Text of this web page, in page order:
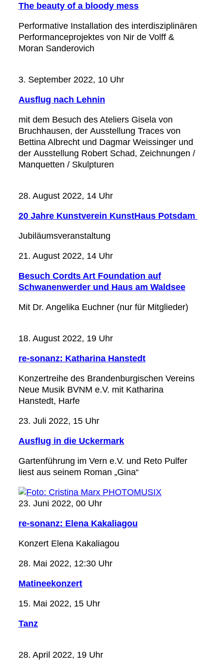
The beauty of a bloody mess
Performative Installation des interdisziplinären
Performanceprojektes von Nir de Volff &
Moran Sanderovich
3. September 2022, 10 Uhr
Ausflug nach Lehnin
mit dem Besuch des Ateliers Gisela von
Bruchhausen, der Ausstellung Traces von
Bettina Albrecht und Dagmar Weissinger und
der Ausstellung Robert Schad, Zeichnungen /
Manquetten / Skulpturen
28. August 2022, 14 Uhr
20 Jahre Kunstverein KunstHaus Potsdam
Jubiläumsveranstaltung
21. August 2022, 14 Uhr
Besuch Cordts Art Foundation auf
Schwanenwerder und Haus am Waldsee
Mit Dr. Angelika Euchner (nur für Mitglieder)
18. August 2022, 19 Uhr
re-sonanz: Katharina Hanstedt
Konzertreihe des Brandenburgischen Vereins
Neue Musik BVNM e.V. mit Katharina
Hanstedt, Harfe
23. Juli 2022, 15 Uhr
Ausflug in die Uckermark
Gartenführung im Vern e.V. und Reto Pulfer
liest aus seinem Roman „Gina“
23. Juni 2022, 00 Uhr
re-sonanz: Elena Kakaliagou
Konzert Elena Kakaliagou
28. Mai 2022, 12:30 Uhr
Matineekonzert
15. Mai 2022, 15 Uhr
Tanz
28. April 2022, 19 Uhr